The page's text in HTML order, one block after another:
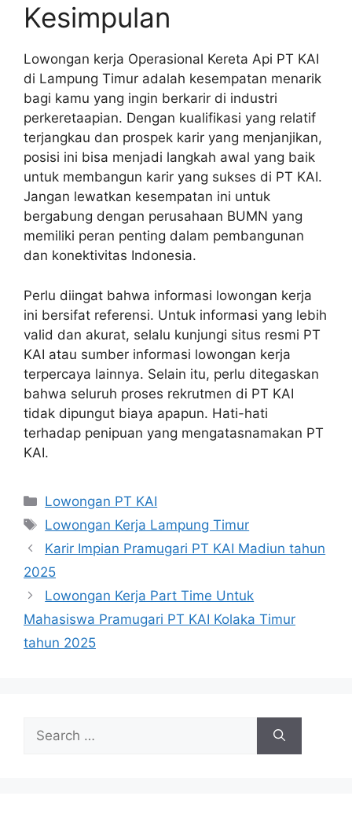
Kesimpulan
Lowongan kerja Operasional Kereta Api PT KAI
di Lampung Timur adalah kesempatan menarik
bagi kamu yang ingin berkarir di industri
perkeretaapian. Dengan kualifikasi yang relatif
terjangkau dan prospek karir yang menjanjikan,
posisi ini bisa menjadi langkah awal yang baik
untuk membangun karir yang sukses di PT KAI.
Jangan lewatkan kesempatan ini untuk
bergabung dengan perusahaan BUMN yang
memiliki peran penting dalam pembangunan
dan konektivitas Indonesia.
Perlu diingat bahwa informasi lowongan kerja
ini bersifat referensi. Untuk informasi yang lebih
valid dan akurat, selalu kunjungi situs resmi PT
KAI atau sumber informasi lowongan kerja
terpercaya lainnya. Selain itu, perlu ditegaskan
bahwa seluruh proses rekrutmen di PT KAI
tidak dipungut biaya apapun. Hati-hati
terhadap penipuan yang mengatasnamakan PT
KAI.
Categories
Lowongan PT KAI
Tags
Lowongan Kerja Lampung Timur
Karir Impian Pramugari PT KAI Madiun tahun
2025
Lowongan Kerja Part Time Untuk
Mahasiswa Pramugari PT KAI Kolaka Timur
tahun 2025
for: